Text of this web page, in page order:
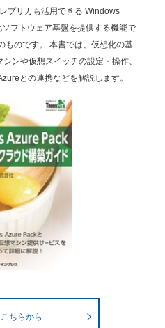
プリカも活用できる Windows
フトウェア基盤を提供する機能で
ものです。 本書では、仮想化の基
ンや仮想スイッチの設定・操作、
との連携などを解説します。
ちらから